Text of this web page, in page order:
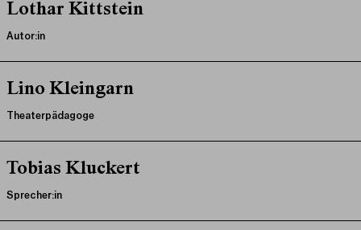
Lothar Kittstein
Autor:in
Lino Kleingarn
Theaterpädagoge
Tobias Kluckert
Sprecher:in